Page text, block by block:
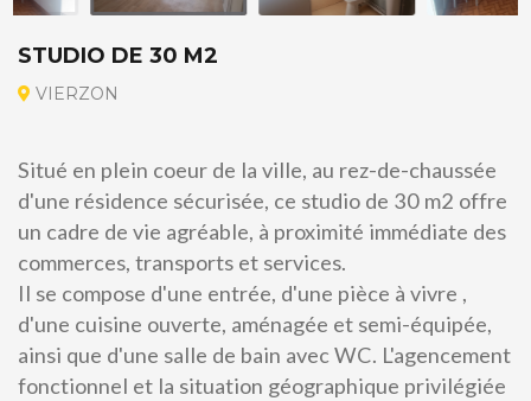
STUDIO DE 30 M2
VIERZON
Situé en plein coeur de la ville, au rez-de-chaussée
d'une résidence sécurisée, ce studio de 30 m2 offre
un cadre de vie agréable, à proximité immédiate des
commerces, transports et services.
Il se compose d'une entrée, d'une pièce à vivre ,
d'une cuisine ouverte, aménagée et semi-équipée,
ainsi que d'une salle de bain avec WC. L'agencement
fonctionnel et la situation géographique privilégiée